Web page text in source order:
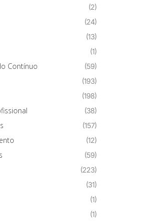
(2)
(24)
(13)
(1)
Contínuo (59)
(193)
(198)
(38)
(157)
(12)
(59)
(223)
(31)
(1)
(1)